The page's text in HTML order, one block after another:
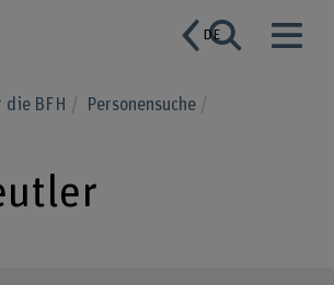
DE
die BFH Personensuche